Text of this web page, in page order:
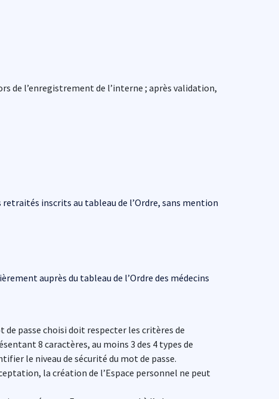
de l’enregistrement de l’interne ; après validation,
inscrits au tableau de l’Ordre, sans mention
auprès du tableau de l’Ordre des médecins
passe choisi doit respecter les critères de
8 caractères, au moins 3 des 4 types de
le niveau de sécurité du mot de passe.
la création de l’Espace personnel ne peut